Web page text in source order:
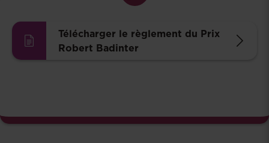
Télécharger le règlement du Prix
Robert Badinter